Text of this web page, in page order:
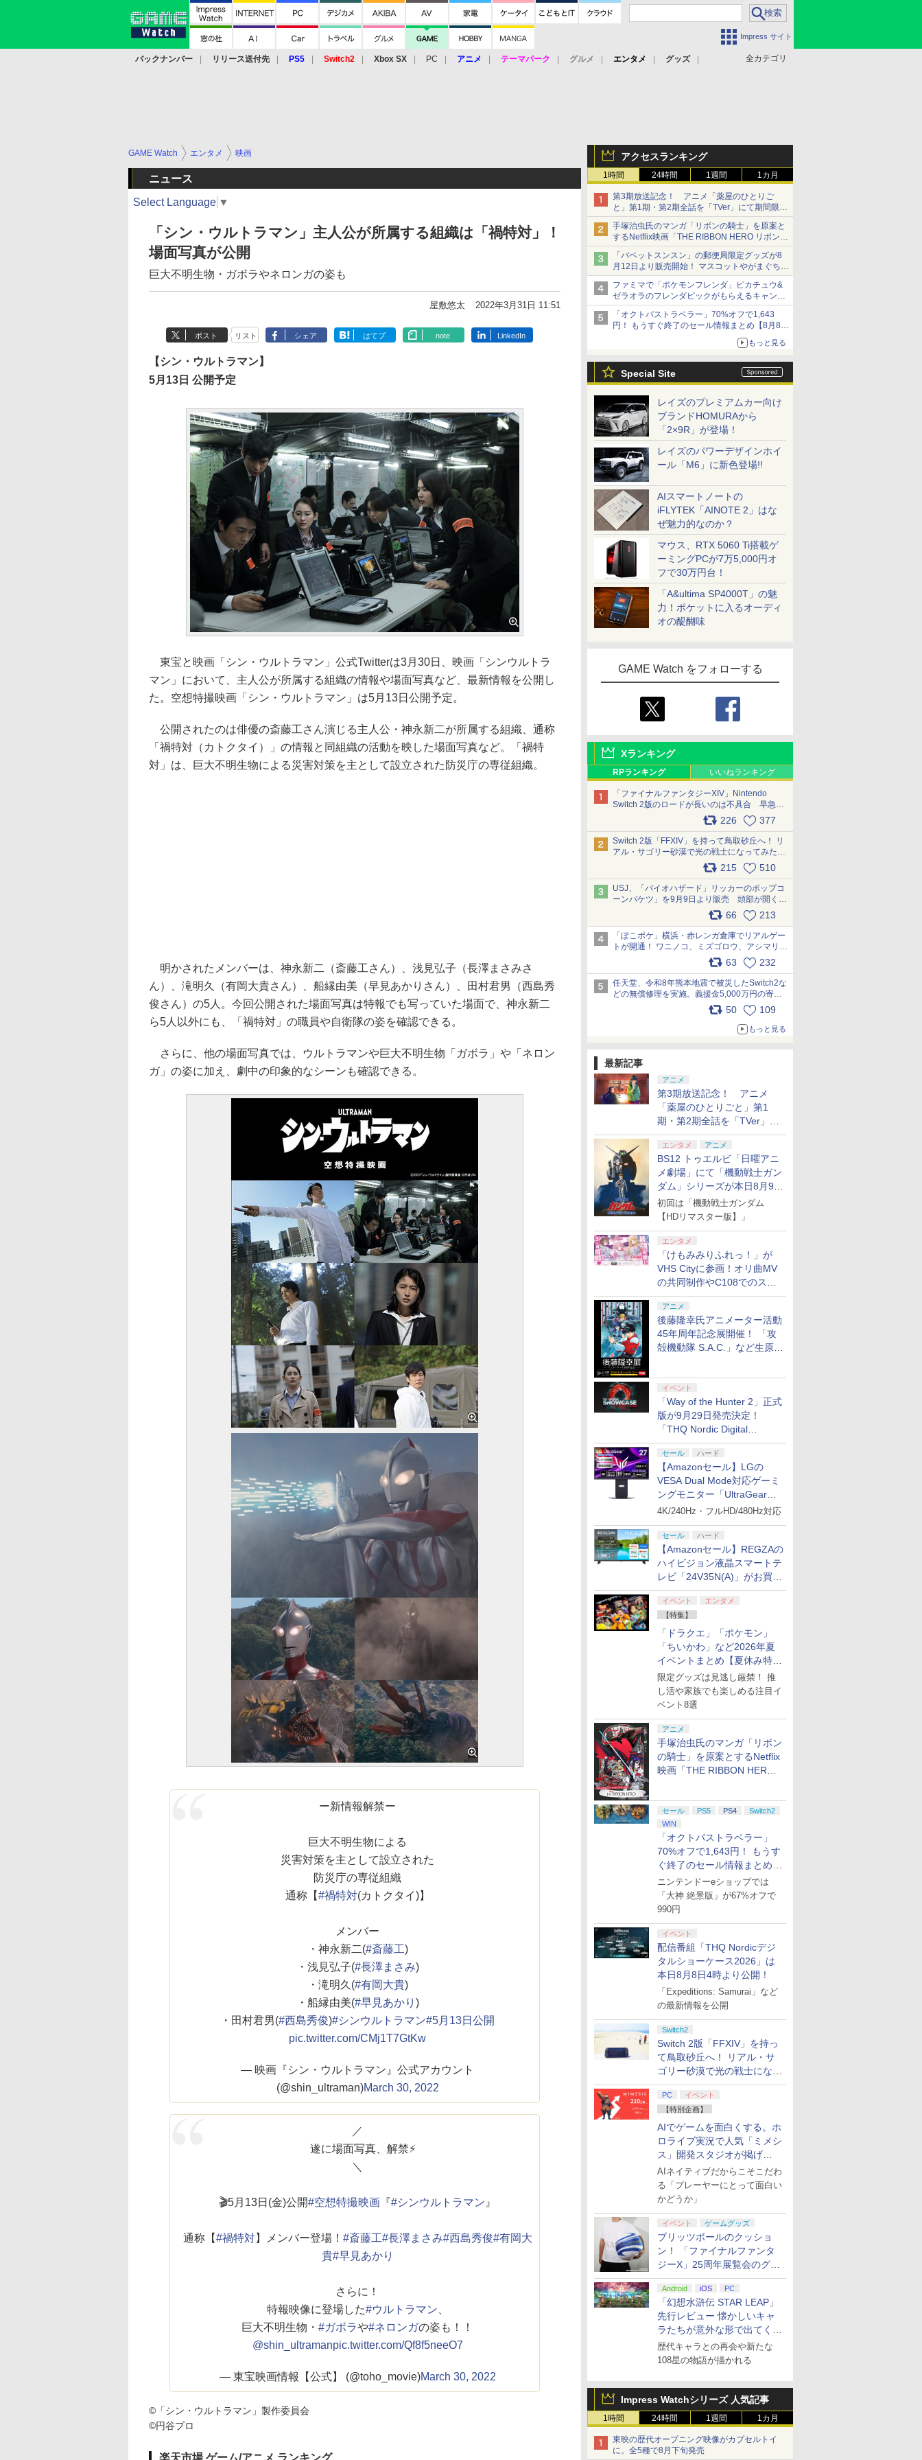
Impress サイト
全カテゴリ
バックナンバー リリース送付先 PS5 Switch2 Xbox SX PC アニメ テーマパーク グルメ エンタメ
グッズ
アクセスランキング
1時間 24時間 1週間 1カ月
第3期放送記念！ アニメ「薬屋のひとりご
と」第1期・第2期全話を「TVer」にて期間限定
で順次無料配信開始
手塚治虫氏のマンガ「リボンの騎士」を原案と
するNetflix映画「THE RIBBON HERO リボンヒ
ーロー」本日配信開始
「パペットスンスン」の郵便局限定グッズが8
月12日より販売開始！ マスコットやがまぐち、
レターセットなどが登場
ファミマで「ポケモンフレンダ」ピカチュウ&
ゼラオラのフレンダピックがもらえるキャンペ
ーン開催！
「オクトパストラベラー」70%オフで1,643
円！ もうすぐ終了のセール情報まとめ【8月8日
ニンテンドーeショップでは「大神 絶景版」が
もっと見る
Special Site
レイズのプレミアムカー向け
ブランドHOMURAから
「2×9R」が登場！
レイズのパワーデザインホイ
ール「M6」に新色登場!!
AIスマートノートの
iFLYTEK「AINOTE 2」はな
ぜ魅力的なのか？
マウス、RTX 5060 Ti搭載ゲ
ーミングPCが7万5,000円オ
フで30万円台！
「A&ultima SP4000T」の魅
力！ポケットに入るオーディ
オの醍醐味
GAME Watch をフォローする
Xランキング
RPランキング いいねランキング
「ファイナルファンタジーXIV」Nintendo
Switch 2版のロードが長いのは不具合 早急に
アップデートできるよう対応中226 377
Switch 2版「FFXIV」を持って鳥取砂丘へ！ リ
アル・サゴリー砂漠で光の戦士になってみた
215 510
USJ、「バイオハザード」リッカーのポップコ
ーンバケツ」を9月9日より販売 頭部が開く仕
組み。味は恐怖を堪のう「味噌フレーバー」
66 213
「ぽこポケ」横浜・赤レンガ倉庫でリアルゲー
トが開通！ ワニノコ、ミズゴロウ、アシマリ登
場シーンをレポート pic.x.com/LDgEByVl6D
63 232
任天堂、令和8年熊本地震で被災したSwitch2な
どの無償修理を実施。義援金5,000万円の寄付
も発表 pic.x.com/BAYsMfUfUC
50 109
もっと見る
最新記事
アニメ
第3期放送記念！ アニメ
「薬屋のひとりごと」第1
期・第2期全話を「TVer」に
て期間限定で順次無料配信開
始エンタメ アニメ
BS12 トゥエルビ「日曜アニ
メ劇場」にて「機動戦士ガン
ダム」シリーズが本日8月9日
から8週連続で放送
初回は「機動戦士ガンダム
【HDリマスター版】」
エンタメ
「けもみみりふれっ！」が
VHS Cityに参画！オリ曲MV
の共同制作やC108でのスペ
シャルコラボ広告を掲出
アニメ
後藤隆幸氏アニメーター活動
45年周年記念展開催！ 「攻
殻機動隊 S.A.C.」など生原
イベント
「Way of the Hunter 2」正式
版が9月29日発売決定！
「THQ Nordic Digital
Showcase 2026」まとめ
セール ハード
【Amazonセール】LGの
VESA Dual Mode対応ゲーミ
ングモニター「UltraGear
27G850A-B」がお買い得！
4K/240Hz・フルHD/480Hz対応
セール ハード
【Amazonセール】REGZAの
ハイビジョン液晶スマートテ
レビ「24V35N(A)」がお買い
得！
イベント
エンタメ
【特集】
「ドラクエ」「ポケモン」
「ちいかわ」など2026年夏
イベントまとめ【夏休み特
集】
限定グッズは見逃し厳禁！ 推
し活や家族でも楽しめる注目イ
ベント8選
アニメ
手塚治虫氏のマンガ「リボン
の騎士」を原案とするNetflix
映画「THE RIBBON HERO
セール PS5 PS4
Switch2
WIN
「オクトパストラベラー」
70%オフで1,643円！ もうす
ぐ終了のセール情報まとめ
【8月8日更新】
ニンテンドーeショップでは
「大神 絶景版」が67%オフで
990円
イベント
配信番組「THQ Nordicデジ
タルショーケース2026」は
本日8月8日4時より公開！
「Expeditions: Samurai」など
の最新情報を公開
Switch2
Switch 2版「FFXIV」を持っ
て鳥取砂丘へ！ リアル・サ
ゴリー砂漠で光の戦士になっ
てみた
PC
イベント
【特別企画】
AIでゲームを面白くする。ホ
ロライブ実況で人気「ミメシ
ス」開発スタジオが掲げ
る“AI活用の信念”とは？【講
演レポート】
AIネイティブだからこそこだわ
る「プレーヤーにとって面白い
かどうか」
イベント ゲームグッズ
ブリッツボールのクッショ
ン！ 「ファイナルファンタ
ジーX」25周年展覧会のグッ
ズ情報が公開
Android iOS PC
「幻想水滸伝 STAR LEAP」
先行レビュー 懐かしいキャ
ラたちが意外な形で出てくる
シリーズ完全新作！
歴代キャラとの再会や新たな
108星の物語が描かれる
Impress Watchシリーズ 人気記事
1時間 24時間 1週間 1カ月
東映の歴代オープニング映像がカプセルトイ
に。全5種で8月下旬発売
GAME Watch エンタメ 映画
ニュース
Select Language ▼
「シン・ウルトラマン」主人公が所属する組織は「禍特対」！
場面写真が公開
巨大不明生物・ガボラやネロンガの姿も
屋敷悠太 2022年3月31日 11:51
ポスト リスト シェア はてブ note LinkedIn
【シン・ウルトラマン】
5月13日 公開予定
東宝と映画「シン・ウルトラマン」公式Twitterは3月30日、映画「シンウルトラ
マン」において、主人公が所属する組織の情報や場面写真など、最新情報を公開し
た。空想特撮映画「シン・ウルトラマン」は5月13日公開予定。
公開されたのは俳優の斎藤工さん演じる主人公・神永新二が所属する組織、通称
「禍特対（カトクタイ）」の情報と同組織の活動を映した場面写真など。「禍特
対」は、巨大不明生物による災害対策を主として設立された防災庁の専従組織。
明かされたメンバーは、神永新二（斎藤工さん）、浅見弘子（長澤まさみさ
ん）、滝明久（有岡大貴さん）、船縁由美（早見あかりさん）、田村君男（西島秀
俊さん）の5人。今回公開された場面写真は特報でも写っていた場面で、神永新二
ら5人以外にも、「禍特対」の職員や自衛隊の姿を確認できる。
さらに、他の場面写真では、ウルトラマンや巨大不明生物「ガボラ」や「ネロン
ガ」の姿に加え、劇中の印象的なシーンも確認できる。
ー新情報解禁ー
巨大不明生物による
災害対策を主として設立された
防災庁の専従組織
通称【#禍特対(カトクタイ)】
メンバー
・神永新二(#斎藤工)
・浅見弘子(#長澤まさみ)
・滝明久(#有岡大貴)
・船縁由美(#早見あかり )
・田村君男(#西島秀俊)#シンウルトラマン#5月13日公開
pic.twitter.com/CMj1T7GtKw
— 映画『シン・ウルトラマン』公式アカウント
(@shin_ultraman)March 30, 2022
／
遂に場面写真、解禁⚡
＼
🎬5月13日(金)公開#空想特撮映画 『#シンウルトラマン 』
通称【#禍特対】メンバー登場！ #斎藤工#長澤まさみ#西島秀俊#有岡大
貴#早見あかり
さらに！
特報映像に登場した#ウルトラマン
巨大不明生物・ #ガボラや#ネロンガの姿も！！
@shin_ultramanpic.twitter.com/Qf8f5neeO7
— 東宝映画情報【公式】 (@toho_movie)March 30, 2022
©「シン・ウルトラマン」製作委員会
©円谷プロ